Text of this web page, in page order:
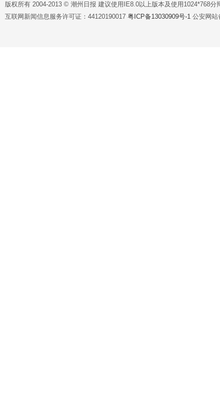
版权所有 2004-2013 © 潮州日报 建议使用IE8.0以上版本及使用1024*768分
互联网新闻信息服务许可证：44120190017 粤ICP备13030909号-1 公安网站